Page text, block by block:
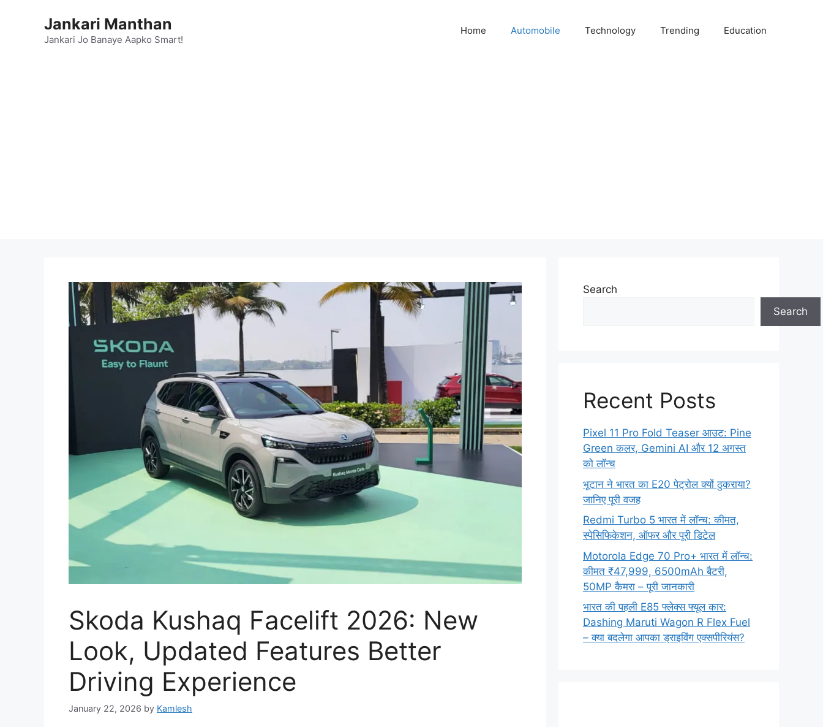
Jankari Manthan
Jankari Jo Banaye Aapko Smart!
Home Automobile Technology Trending Education
Skoda Kushaq Facelift 2026: New
Look, Updated Features Better
Driving Experience
January 22, 2026 by Kamlesh
Search
Search
Recent Posts
Pixel 11 Pro Fold Teaser आउट: Pine
Green कलर, Gemini AI और 12 अगस्त
को लॉन्च
भूटान ने भारत का E20 पेट्रोल क्यों ठुकराया?
जानिए पूरी वजह
Redmi Turbo 5 भारत में लॉन्च: कीमत,
स्पेसिफिकेशन, ऑफर और पूरी डिटेल
Motorola Edge 70 Pro+ भारत में लॉन्च:
कीमत ₹47,999, 6500mAh बैटरी,
50MP कैमरा – पूरी जानकारी
भारत की पहली E85 फ्लेक्स फ्यूल कार:
Dashing Maruti Wagon R Flex Fuel
– क्या बदलेगा आपका ड्राइविंग एक्सपीरियंस?